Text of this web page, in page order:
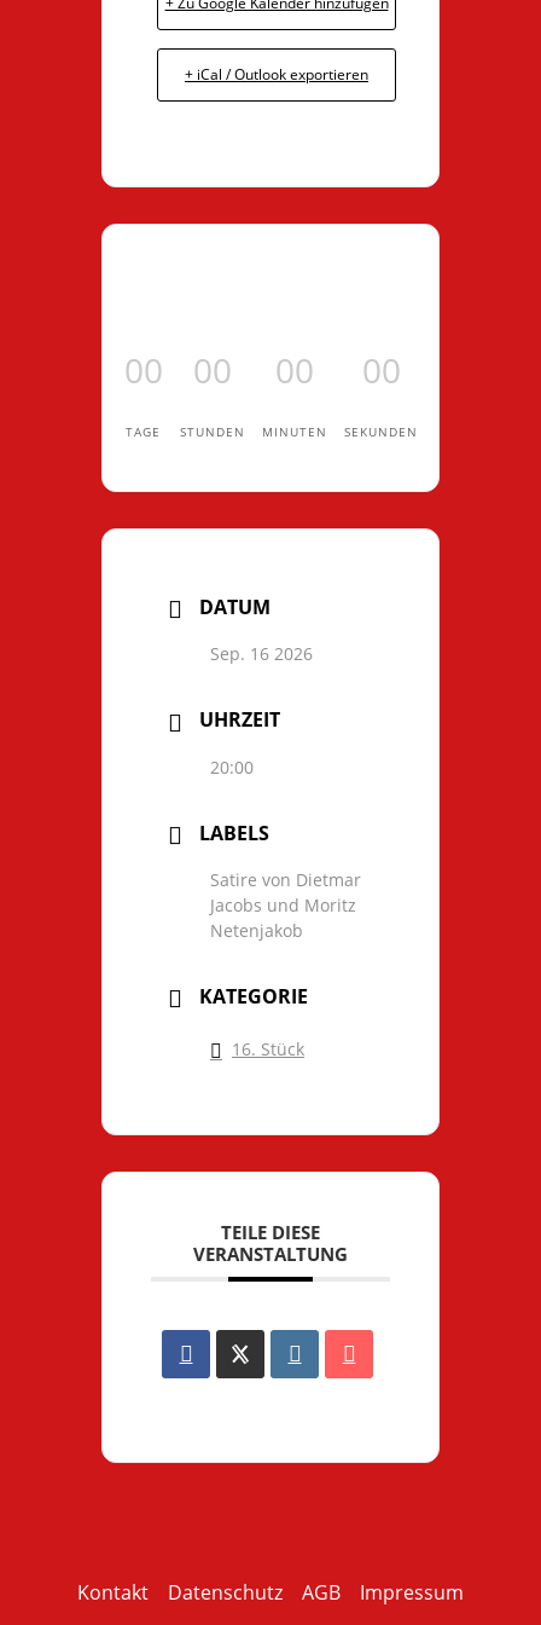
+ iCal / Outlook exportieren
00
TAGE
00
STUNDEN
00
MINUTEN
00
SEKUNDEN
DATUM
Sep. 16 2026
UHRZEIT
20:00
LABELS
Satire von Dietmar
Jacobs und Moritz
Netenjakob
KATEGORIE
16. Stück
TEILE DIESE
VERANSTALTUNG
Kontakt Datenschutz AGB Impressum